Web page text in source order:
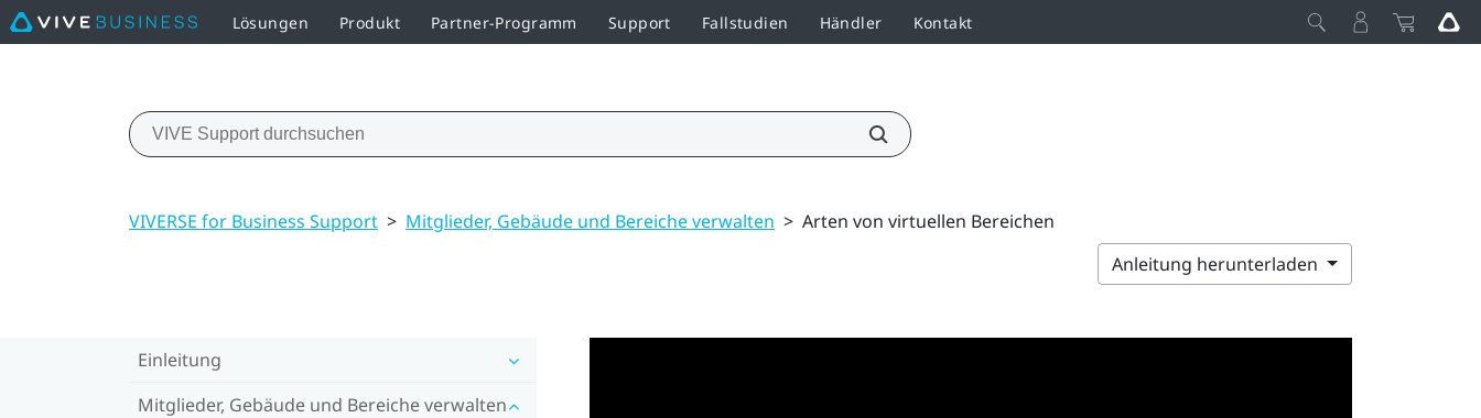
Lösungen Produkt Partner-Programm Support Fallstudien Händler Kontakt
VIVERSE for Business Support > Mitglieder, Gebäude und Bereiche verwalten > Arten von virtuellen Bereichen
Anleitung herunterladen
Einleitung
Mitglieder, Gebäude und Bereiche verwalten